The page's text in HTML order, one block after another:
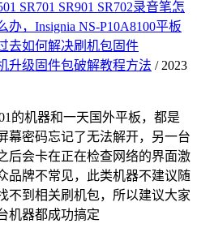
SR701 SR901 SR702录音笔怎
，Insignia NS-P10A8100平板
去如何解决刷机包固件
升级固件包破解教程方法 / 2023
的机器和一天国外平板，都是
幕密码忘记了无法解开，另一台
后会卡在正在检查网络的界面激
品牌不常见，此类机器不建议随
不到相关刷机包，所以建议大家
机器都成功搞定